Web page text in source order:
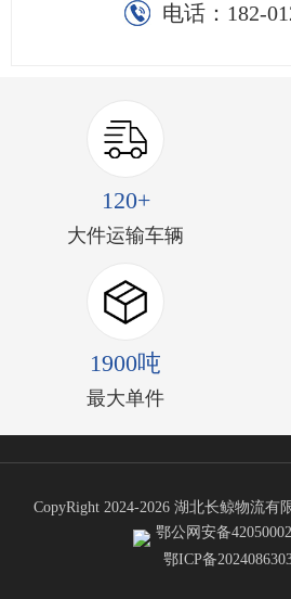
电话： 182-
120+
大件运输车辆
1900吨
最大单件
CopyRight 2024-2026 湖北长鲸物流有
鄂公网安备
鄂ICP备